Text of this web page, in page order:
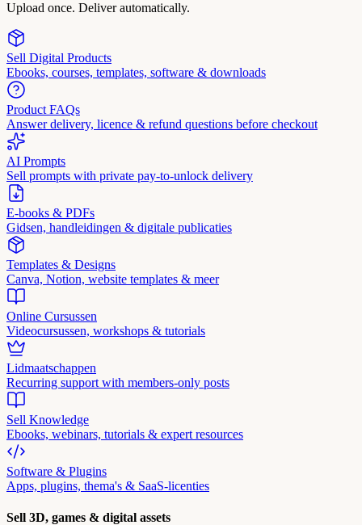
Upload once. Deliver automatically.
Sell Digital Products
Ebooks, courses, templates, software & downloads
Product FAQs
Answer delivery, licence & refund questions before checkout
AI Prompts
Sell prompts with private pay-to-unlock delivery
E-books & PDFs
Gidsen, handleidingen & digitale publicaties
Templates & Designs
Canva, Notion, website templates & meer
Online Cursussen
Videocursussen, workshops & tutorials
Lidmaatschappen
Recurring support with members-only posts
Sell Knowledge
Ebooks, webinars, tutorials & expert resources
Software & Plugins
Apps, plugins, thema's & SaaS-licenties
Sell 3D, games & digital assets